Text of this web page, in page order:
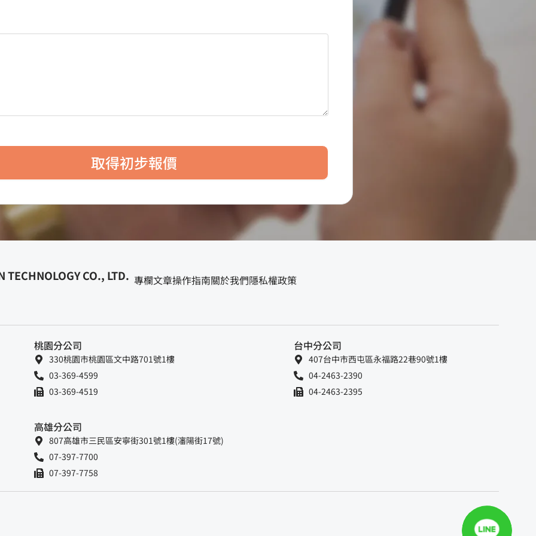
取得初步報價
TECHNOLOGY CO., LTD. 專欄文章操作指南關於我們隱私權政策
桃園分公司
330桃園市桃園區文中路701號1樓
03-369-4599
03-369-4519
台中分公司
407台中市西屯區永福路22巷90號1樓
04-2463-2390
04-2463-2395
高雄分公司
807高雄市三民區安寧街301號1樓(瀋陽街17號)
07-397-7700
07-397-7758